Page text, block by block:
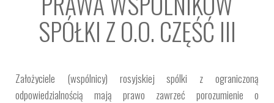
SPÓŁKI Z O.O. CZĘŚĆ III
Założyciele (wspólnicy) rosyjskiej spólki z ograniczoną
odpowiedzialnością mają prawo zawrzeć porozumienie o